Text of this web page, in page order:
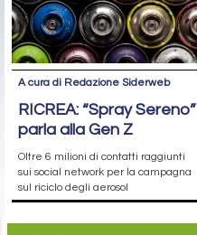
A cura di Redazione Siderweb
RICREA: “Spray Sereno”
parla alla Gen Z
Oltre 6 milioni di contatti raggiunti
sui social network per la campagna
sul riciclo degli aerosol